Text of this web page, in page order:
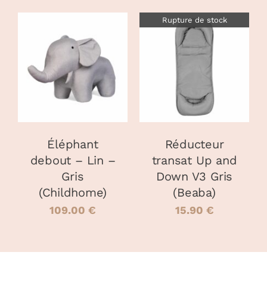
AJOUTER AU
PANIER
/
DÉTAILS
Éléphant
debout – Lin –
Gris
(Childhome)
109.00 €
Rupture de stock
Réducteur
transat Up and
Down V3 Gris
(Beaba)
15.90 €